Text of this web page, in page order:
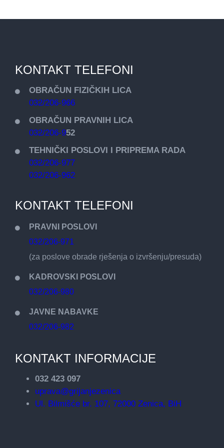
KONTAKT TELEFONI
OBRAČUN FIZIČKIH LICA
032/206-966
OBRAČUN PRAVNIH LICA
032/206-952
TEHNIČKI POSLOVI I PRIPREMA RADA
032/206-977
032/206-962
KONTAKT TELEFONI
PRAVNI POSLOVI
032/206-971
(za poslove obrade rješenja o izvršenju/presuda)
KADROVSKI POSLOVI
032/206-980
JAVNE NABAVKE
032/206-982
KONTAKT INFORMACIJE
032 423 097
uprava@grijanjezenica
Ul. Bilmišće br. 107, 72000 Zenica, BiH